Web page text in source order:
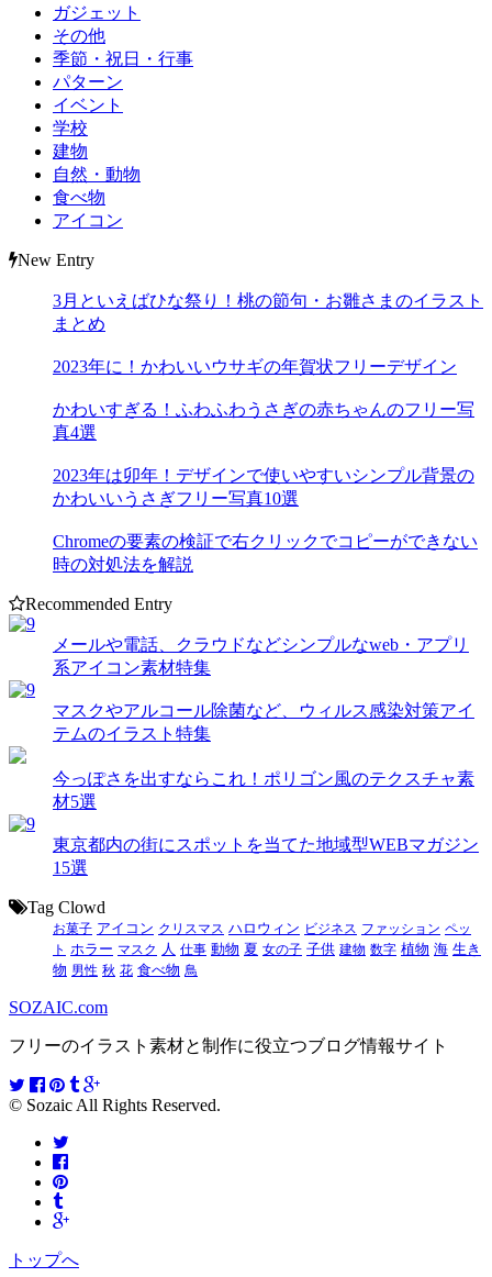
ガジェット
その他
季節・祝日・行事
パターン
イベント
学校
建物
自然・動物
食べ物
アイコン
New Entry
3月といえばひな祭り！桃の節句・お雛さまのイラスト
まとめ
2023年に！かわいいウサギの年賀状フリーデザイン
かわいすぎる！ふわふわうさぎの赤ちゃんのフリー写
真4選
2023年は卯年！デザインで使いやすいシンプル背景の
かわいいうさぎフリー写真10選
Chromeの要素の検証で右クリックでコピーができない
時の対処法を解説
Recommended Entry
メールや電話、クラウドなどシンプルなweb・アプリ
系アイコン素材特集
マスクやアルコール除菌など、ウィルス感染対策アイ
テムのイラスト特集
今っぽさを出すならこれ！ポリゴン風のテクスチャ素
材5選
東京都内の街にスポットを当てた地域型WEBマガジン
15選
Tag Clowd
お菓子 アイコン クリスマス ハロウィン ビジネス ファッション ペッ
ト ホラー マスク 人 仕事 動物 夏 女の子 子供 建物 数字 植物 海 生き
物 男性 秋 花 食べ物 鳥
SOZAIC.com
フリーのイラスト素材と制作に役立つブログ情報サイト
© Sozaic All Rights Reserved.
トップへ